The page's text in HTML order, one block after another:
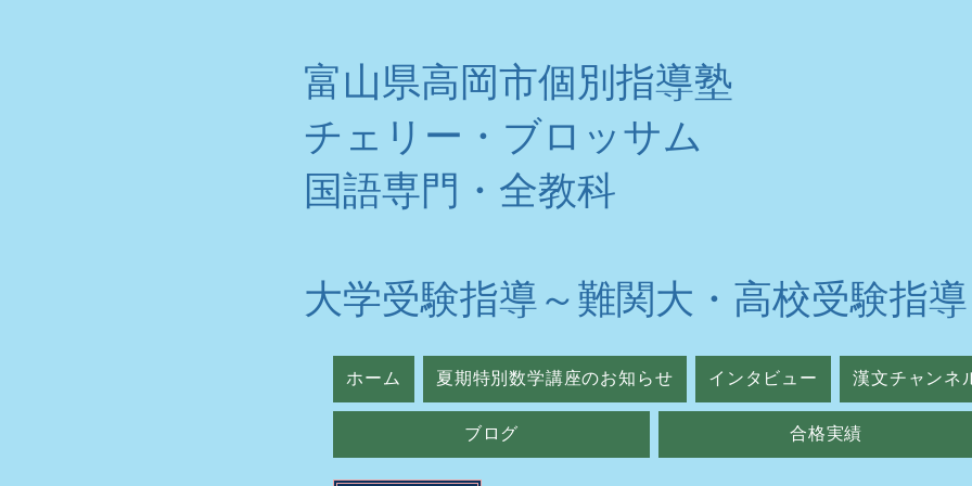
富山県高岡市個別指導塾
チェリー・ブロッサム
​国語専門・全教科
大学受験指導～難関大・高校受験指導
ホーム 夏期特別数学講座のお知らせ インタビュー 漢文チャンネ
ブログ 合格実績